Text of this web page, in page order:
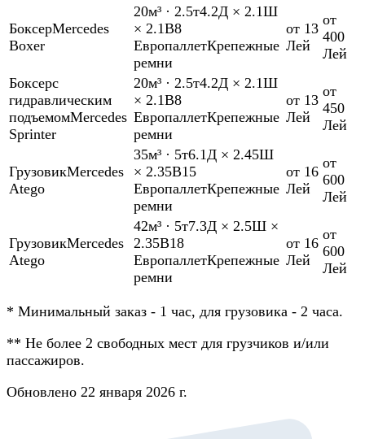
БоксерMercedes
Boxer
20м³ · 2.5т4.2Д × 2.1Ш
× 2.1В8
ЕвропаллетКрепежные
ремни
от 13
Лей
от
400
Лей
Боксерс
гидравлическим
подъемомMercedes
Sprinter
20м³ · 2.5т4.2Д × 2.1Ш
× 2.1В8
ЕвропаллетКрепежные
ремни
от 13
Лей
от
450
Лей
ГрузовикMercedes
Atego
35м³ · 5т6.1Д × 2.45Ш
× 2.35В15
ЕвропаллетКрепежные
ремни
от 16
Лей
от
600
Лей
ГрузовикMercedes
Atego
42м³ · 5т7.3Д × 2.5Ш ×
2.35В18
ЕвропаллетКрепежные
ремни
от 16
Лей
от
600
Лей
* Минимальный заказ - 1 час, для грузовика - 2 часа.
** Не более 2 свободных мест для грузчиков и/или
пассажиров.
Обновлено 22 января 2026 г.